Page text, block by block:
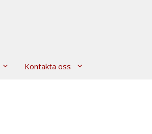
Kontakta oss